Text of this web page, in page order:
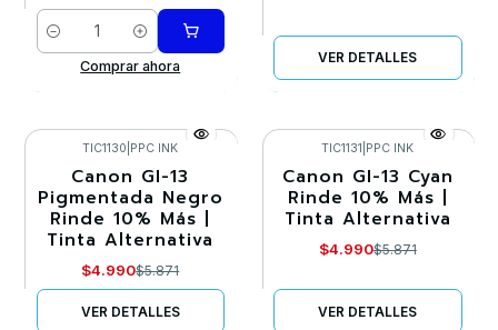
Cantidad
Comprar ahora
VER DETALLES
-15%
Agotado
TIC1130 PPC INK
Canon GI-13
Pigmentada Negro
Rinde 10% Más |
Tinta Alternativa
$4.990$5.871
VER DETALLES
-15%
Agotado
TIC1131 PPC INK
Canon GI-13 Cyan
Rinde 10% Más |
Tinta Alternativa
$4.990$5.871
VER DETALLES